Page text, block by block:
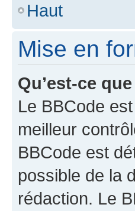
Haut
Mise en
Qu’est-ce
Le BBCode
meilleur
BBCode est
possible de la
rédaction. Le